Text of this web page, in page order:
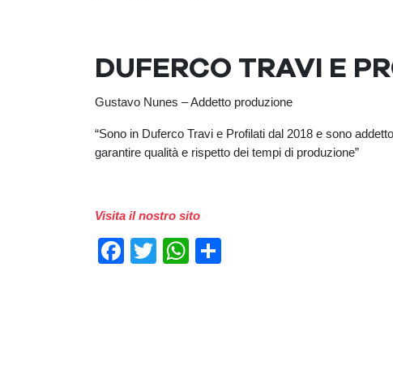
DUFERCO TRAVI E
Gustavo Nunes – Addetto produzione
“Sono in Duferco Travi e Profilati dal 2018 e sono
garantire qualità e rispetto dei tempi di produzione”
Visita il nostro sito
Facebook
TwitterWhatsApp